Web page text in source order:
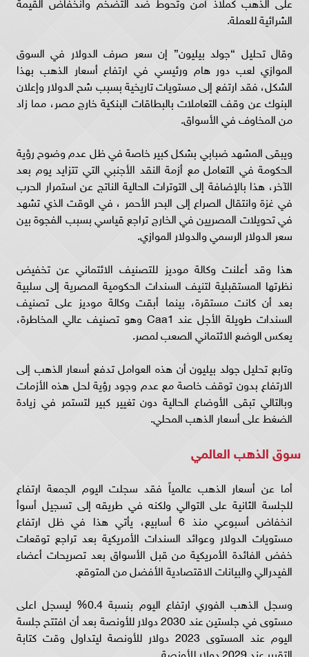
الشرائية للعملة.
وقال تحليل “جولد بيليون” إن سعر صرف الدولار في السوق
الموازي لعب دور هام ورئيسي في ارتفاع أسعار الذهب بهذا
الشكل، فقد ارتفع إلى مستويات تاريخية بسبب شح الدولار وإعلان
البنوك عن وقف التعاملات بالبطاقات البنكية خارج مصر، مما زاد
من المخاوف في الأسواق.
ويبقى المشهد ضبابي بشكل كبير خاصة في ظل عدم وضوح رؤية
الحكومة في التعامل مع أزمة النقد الأجنبي التي تتزايد يوم بعد
الآخر، هذا بالإضافة إلى التوترات الحالية الناتج عن استمرار الحرب
في غزة وانتقال الصراع إلى البحر الأحمر ، في الوقت الذي تشهد
في تحويلات المصريين في الخارج تراجع قياسي بسبب الفجوة بين
سعر الدولار الرسمي والدولار الموازي.
هذا وقد أعلنت وكالة موديز للتصنيف الائتماني عن تخفيض
نظرتها المستقبلية لتنيف السندات الحكومية المصرية إلى سلبية
بعد أن كانت مستقرة، بينما أبقت وكالة موديز على تصنيف
السندات طويلة الأجل عند Caa1 وهو تصنيف عالي المخاطرة،
يعكس الوضع الائتماني الصعب لمصر.
وتابع تحليل جولد بيليون أن هذه العوامل تدفع أسعار الذهب إلى
الارتفاع بدون توقف خاصة مع عدم وجود رؤية لحل هذه الأزمات
وبالتالي تبقى الأوضاع الحالية دون تغيير كبير لتستمر في زيادة
الضغط على أسعار الذهب المحلي.
سوق الذهب العالمي
أما عن أسعار الذهب عالمياً فقد سجلت اليوم الجمعة ارتفاع
للجلسة الثانية على التوالي ولكنه في طريقه إلى تسجيل أسوأ
انخفاض أسبوعي منذ 6 أسابيع، يأتي هذا في ظل ارتفاع
مستويات الدولار وعوائد السندات الأمريكية بعد تراجع توقعات
خفض الفائدة الأمريكية من قبل الأسواق بعد تصريحات أعضاء
الفيدرالي والبيانات الاقتصادية الأفضل من المتوقع.
وسجل الذهب الفوري ارتفاع اليوم بنسبة 0.4% ليسجل اعلى
مستوى في جلستين عند 2030 دولار للأونصة بعد أن افتتح جلسة
اليوم عند المستوى 2023 دولار للأونصة ليتداول وقت كتابة
التقرير عند 2029 دولار للأونصة.